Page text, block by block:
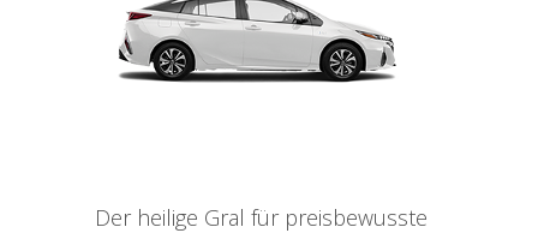
Der heilige Gral für preisbewusste